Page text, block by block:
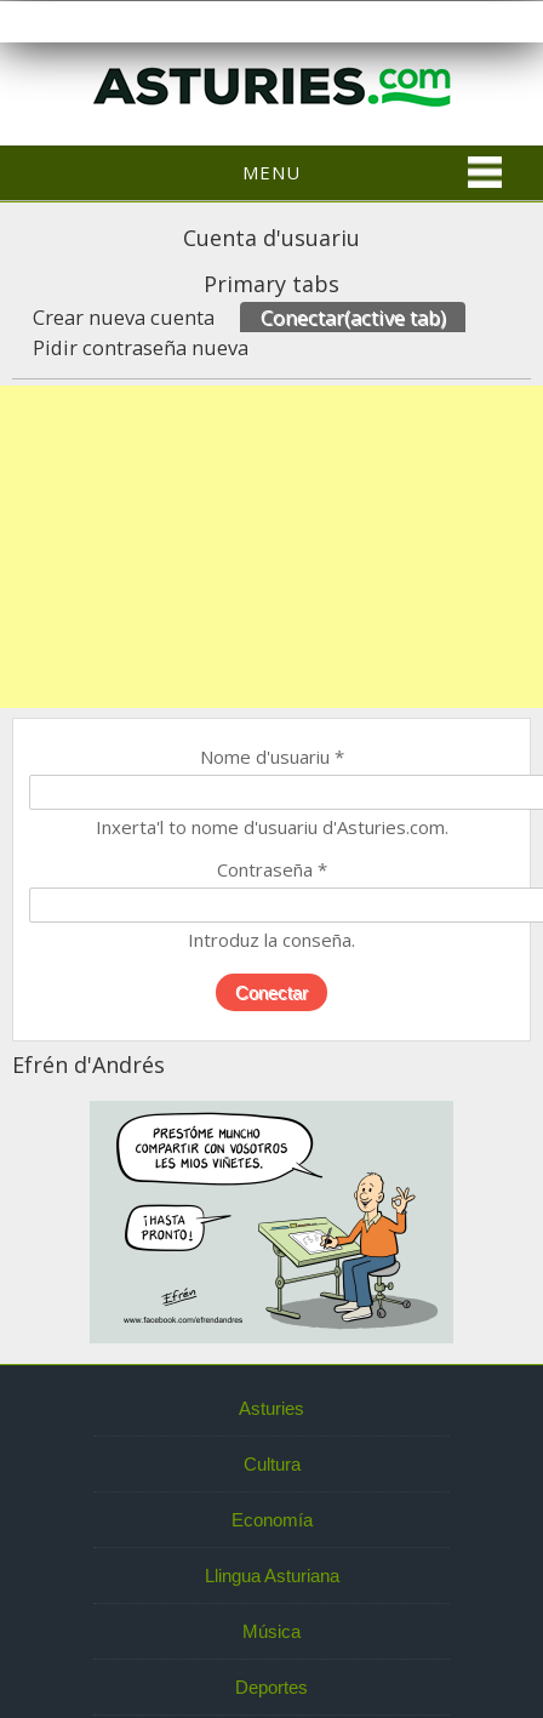
MENU
Cuenta d'usuariu
Primary tabs
Crear nueva cuenta Conectar(active tab)
Pidir contraseña nueva
Nome d'usuariu *
Inxerta'l to nome d'usuariu d'Asturies.com.
Contraseña *
Introduz la conseña.
Efrén d'Andrés
Asturies
Cultura
Economía
Llingua Asturiana
Música
Deportes